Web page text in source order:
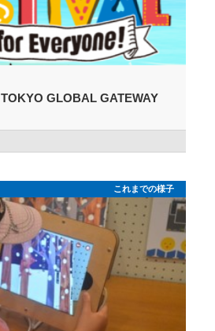
GLOBAL GATEWAY
これまでの様子